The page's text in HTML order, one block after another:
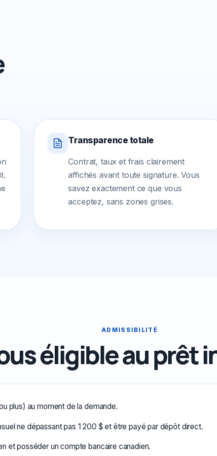
Transparence totale
Contrat, taux et frais clairement
affichés avant toute signature. Vous
savez exactement ce que vous
acceptez, sans zones grises.
ADMISSIBILITÉ
éligible au prêt
plus) au moment de la demande.
ne dépassant pas 1 200 $ et être payé par dépôt direct.
et posséder un compte bancaire canadien.